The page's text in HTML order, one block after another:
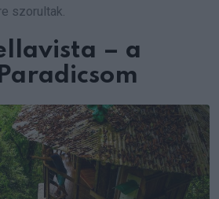
szorultak.
– a